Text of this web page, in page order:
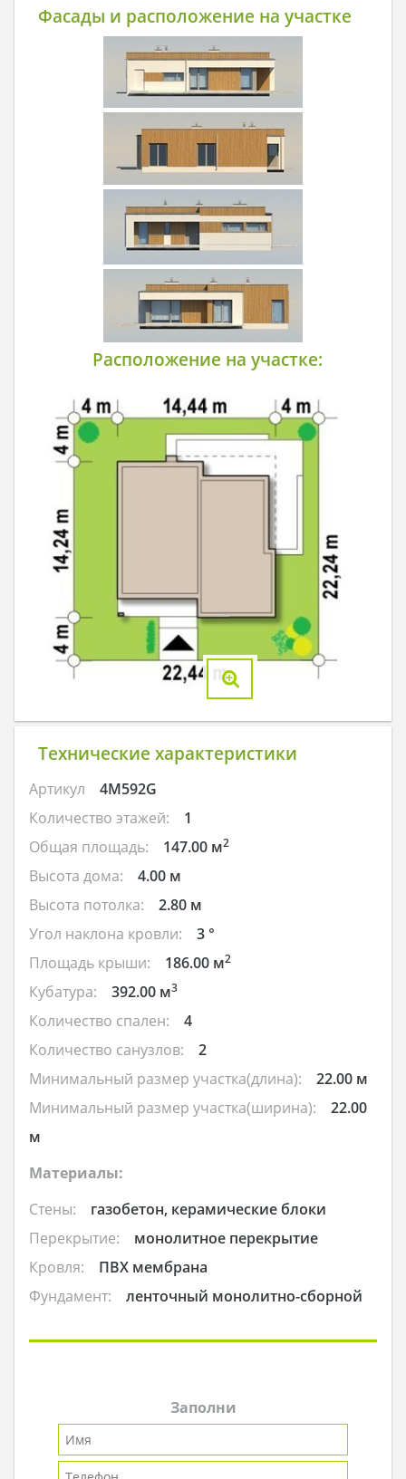
Фасады и расположение на участке
Расположение на участке:
Технические характеристики
Артикул
4M592G
Количество этажей:
1
Общая площадь:
147.00 м2
Высота дома:
4.00 м
Высота потолка:
2.80 м
Угол наклона кровли:
3 °
Площадь крыши:
186.00 м2
Кубатура: 392.00 м3
Количество спален:
4
Количество санузлов:
2
Минимальный размер участка(длина):
22.00 м
Минимальный размер участка(ширина):
22.00
м
Материалы:
Стены:
газобетон, керамические блоки
Перекрытие:
монолитное перекрытие
Кровля:
ПВХ мембрана
Фундамент:
ленточный монолитно-сборной
Заполни